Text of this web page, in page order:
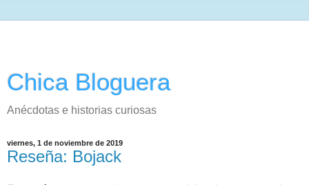
Chica Bloguera
Anécdotas e historias curiosas
viernes, 1 de noviembre de 2019
Reseña: Bojack